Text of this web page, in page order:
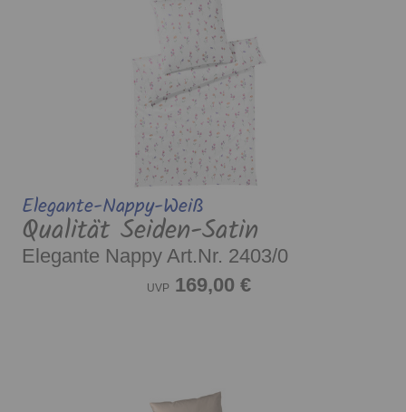
Elegante-Nappy-Weiß
Qualität Seiden-Satin
Elegante Nappy Art.Nr. 2403/0
UVP 169,00 €